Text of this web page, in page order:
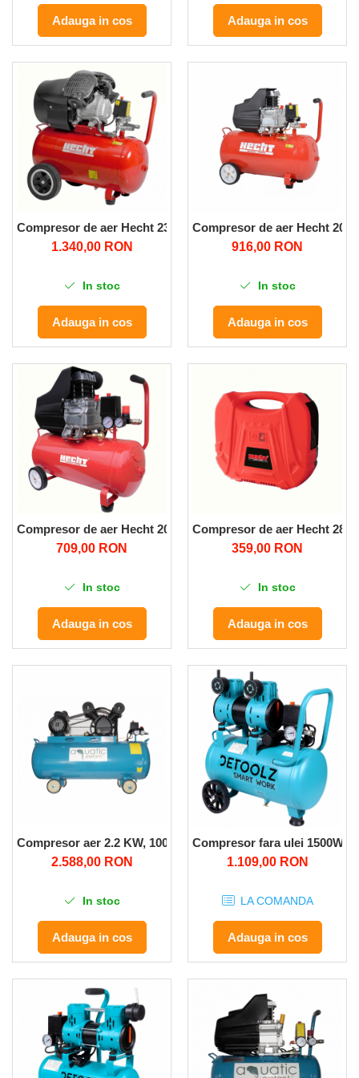
Pompe de apa
Motopompe
Accesorii pentru irigatii
Furtunuri
Hidrofoare
Pompe de apa de suprafata
Pompe recirculare
Pompe submersibile
Sisteme de irigat si stropit
Accesorii pentru ATV
Biciclete
Tocatoare resturi vegetale
Despicatoare de lemne
Granulatoare de furaje
Tocatoare de furaje
Adauga in cos Adauga in cos
Compresor de aer Hecht 2353 pe ulei doua pistoane putere
1.340,00 RON
In stoc
Adauga in cos
Compresor de aer Hecht
916,00 RON
In stoc
Adauga in cos
Compresor de aer Hecht 2026 pe ulei, putere 1500 w, 8 bar,
709,00 RON
In stoc
Adauga in cos
Compresor de aer Hecht
359,00 RON
In stoc
Adauga in cos
Compresor aer 2.2 KW, 100L Aquatic Elefant XY2065A-100
2.588,00 RON
In stoc
Adauga in cos
Compresor fara ulei 1500W,
1.109,00 RON
LA COMANDA
Adauga in cos